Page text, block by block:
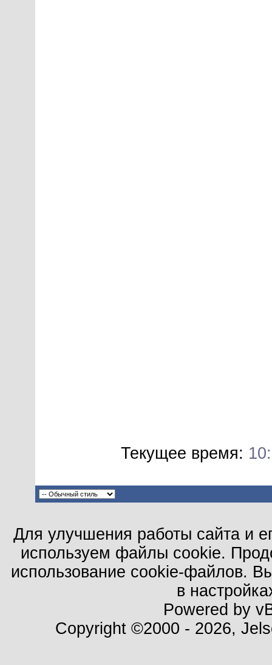
Текущее время:
Для улучшения работы сайта и
используем файлы cookie.
использование cookie-файлов.
в
Powered by
Copyright ©2000 - 2026,